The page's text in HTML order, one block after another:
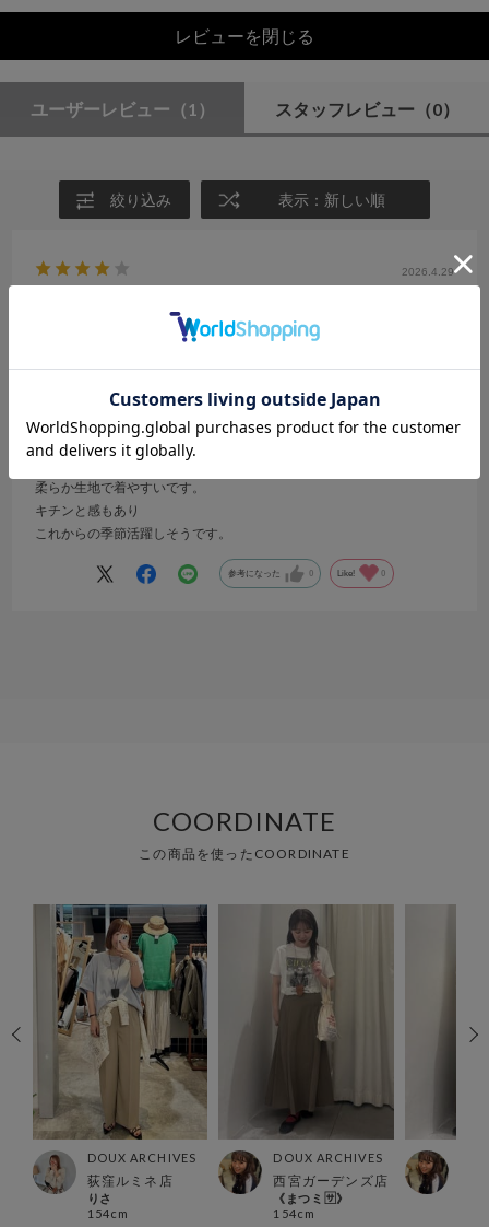
レビューを閉じる
ユーザーレビュー （1） スタッフレビュー （0）
絞り込み 表示：新しい順
2026.4.29
これから活躍しそう
クリーム
柔らか生地で着やすいです。
キチンと感もあり
これからの季節活躍しそうです。
参考になった 0 Like! 0
COORDINATE
この商品を使ったCOORDINATE
DOUX ARCHIVES
荻窪ルミネ店
りさ
154cm
DOUX ARCHIVES
西宮ガーデンズ店
《まつミ🈂️》
154cm